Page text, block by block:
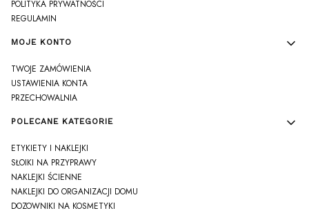
POLITYKA PRYWATNOŚCI
REGULAMIN
MOJE KONTO
TWOJE ZAMÓWIENIA
USTAWIENIA KONTA
PRZECHOWALNIA
POLECANE KATEGORIE
ETYKIETY I NAKLEJKI
SŁOIKI NA PRZYPRAWY
NAKLEJKI ŚCIENNE
NAKLEJKI DO ORGANIZACJI DOMU
DOZOWNIKI NA KOSMETYKI